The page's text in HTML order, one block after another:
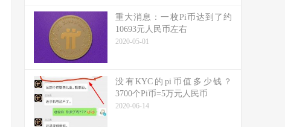
重大消息：一枚Pi币达到了约
10693元人民币左右
2020-05-01
没有KYC的pi币值多少钱？
3700个Pi币=5万元人民币
2020-06-14